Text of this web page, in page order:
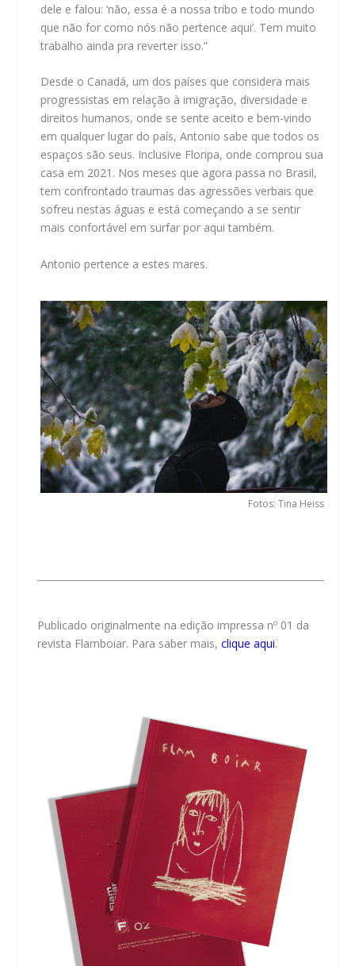
dele e falou: ‘não, essa é a nossa tribo e todo mundo
que não for como nós não pertence aqui’. Tem muito
trabalho ainda pra reverter isso.”
Desde o Canadá, um dos países que considera mais
progressistas em relação à imigração, diversidade e
direitos humanos, onde se sente aceito e bem-vindo
em qualquer lugar do país, Antonio sabe que todos os
espaços são seus. Inclusive Floripa, onde comprou sua
casa em 2021. Nos meses que agora passa no Brasil,
tem confrontado traumas das agressões verbais que
sofreu nestas águas e está começando a se sentir
mais confortável em surfar por aqui também.
Antonio pertence a estes mares.
Fotos: Tina Heiss
Publicado originalmente na edição impressa nº 01 da
revista Flamboiar. Para saber mais, clique aqui.